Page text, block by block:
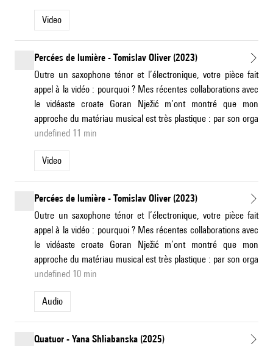
Video
Percées de lumière - Tomislav Oliver (2023)
Outre un saxophone ténor et l’électronique, votre pièce fait
appel à la vidéo : pourquoi ? Mes récentes collaborations avec
le vidéaste croate Goran Nježić m’ont montré que mon
approche du matériau musical est très plastique : par son orga
undefined 11 min
Video
Percées de lumière - Tomislav Oliver (2023)
Outre un saxophone ténor et l’électronique, votre pièce fait
appel à la vidéo : pourquoi ? Mes récentes collaborations avec
le vidéaste croate Goran Nježić m’ont montré que mon
approche du matériau musical est très plastique : par son orga
undefined 10 min
Audio
Quatuor - Yana Shliabanska (2025)